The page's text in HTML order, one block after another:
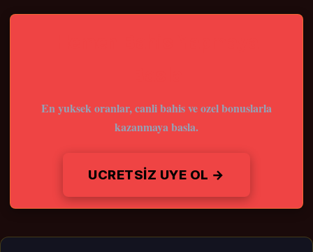
En yuksek oranlar, canli bahis ve ozel bonuslarla
kazanmaya basla.
UCRETSIZ UYE OL →